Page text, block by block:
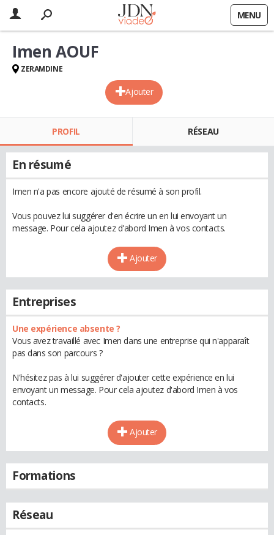
MENU
Ajouter
Imen AOUF
ZERAMDINE
PROFIL RÉSEAU
En résumé
Imen n'a pas encore ajouté de résumé à son profil.
Vous pouvez lui suggérer d'en écrire un en lui envoyant un
message. Pour cela ajoutez d'abord Imen à vos contacts.
Ajouter
Entreprises
Une expérience absente ?
Vous avez travaillé avec Imen dans une entreprise qui n'apparaît
pas dans son parcours ?
N'hésitez pas à lui suggérer d'ajouter cette expérience en lui
envoyant un message. Pour cela ajoutez d'abord Imen à vos
contacts.
Ajouter
Formations
Réseau